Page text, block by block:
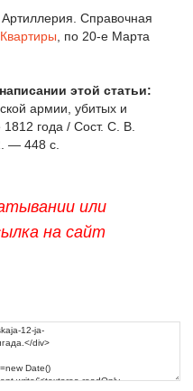
Справочная
, по 20-е Марта
этой статьи:
армии, убитых и
года / Сост. С. В.
— 448 с.
или
на сайт